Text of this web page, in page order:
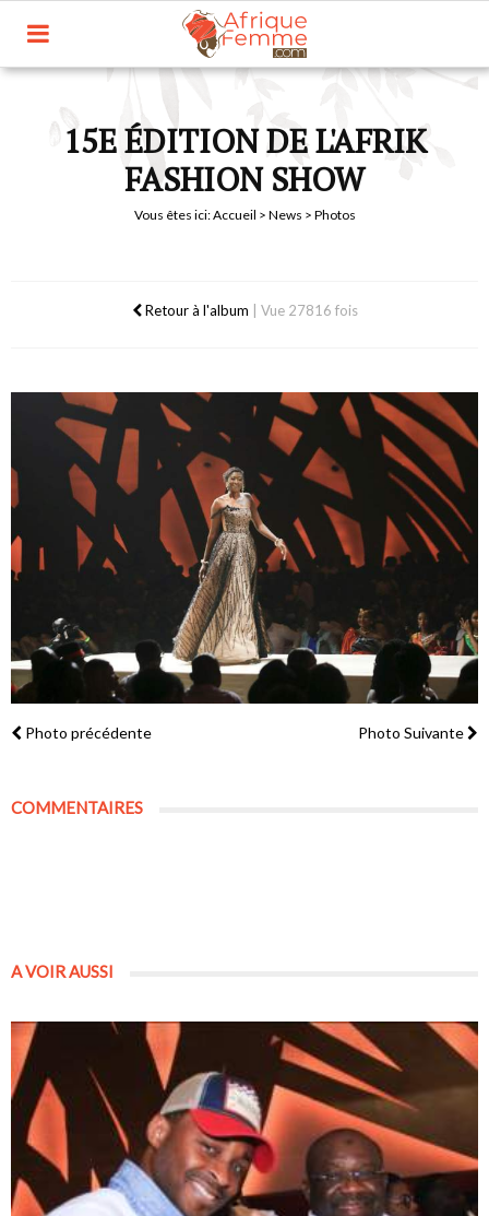
15E ÉDITION DE L'AFRIK
FASHION SHOW
Vous êtes ici:Accueil > News > Photos
Retour à l'album Vue 27816 fois
Photo précédente Photo Suivante
COMMENTAIRES
A VOIR AUSSI